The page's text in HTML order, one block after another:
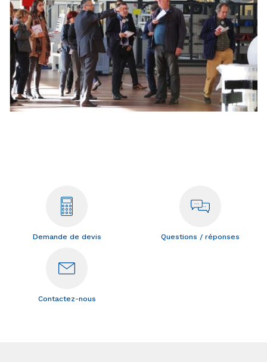
Demande de devis Questions / réponses
Contactez-nous